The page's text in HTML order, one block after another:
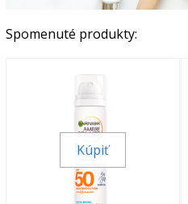
Spomenuté produkty:
Kúpiť